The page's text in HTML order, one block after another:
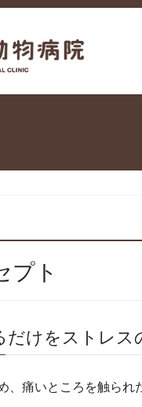
プト
けをストレス
、痛いところを触られ